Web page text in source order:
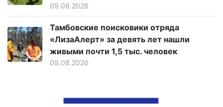
09.08.2026
Тамбовские поисковики отряда
«ЛизаАлерт» за девять лет нашли
живыми почти 1,5 тыс. человек
09.08.2026